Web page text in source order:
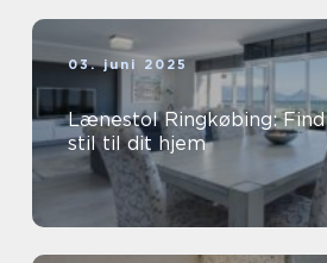
03. juni 2025
Lænestol Ringkøbing:
stil til dit hjem